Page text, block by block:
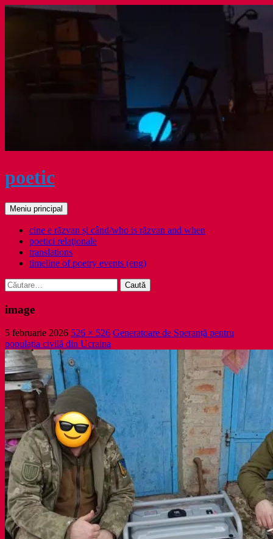
Sari
poetic
Caută
Meniu principal
cine e răzvan și când/who is răzvan and when
poetici relaţionale
translations
timeline of poetry events (eng)
Caută
după:
image
5 februarie 2026 526 × 526 Generatoare de Speranță pentru
populația civilă din Ucraina